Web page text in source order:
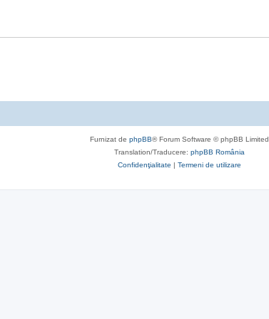
Furnizat de phpBB® Forum Software © phpBB Limited
Translation/Traducere: phpBB România
Confidenţialitate | Termeni de utilizare